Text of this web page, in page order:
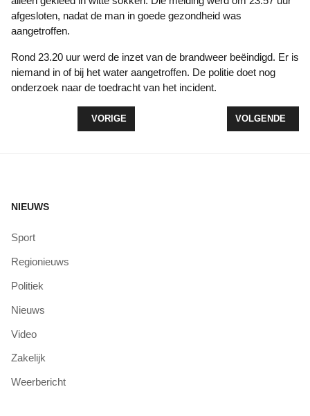
afgesloten, nadat de man in goede gezondheid was
aangetroffen.
Rond 23.20 uur werd de inzet van de brandweer beëindigd. Er is
niemand in of bij het water aangetroffen. De politie doet nog
onderzoek naar de toedracht van het incident.
VORIG ARTIKEL: POLITIE ZOEKT DRIE
VORIGE VOLGENDE
VOLGENDE
NIEUWS
Sport
Regionieuws
Politiek
Nieuws
Video
Zakelijk
Weerbericht